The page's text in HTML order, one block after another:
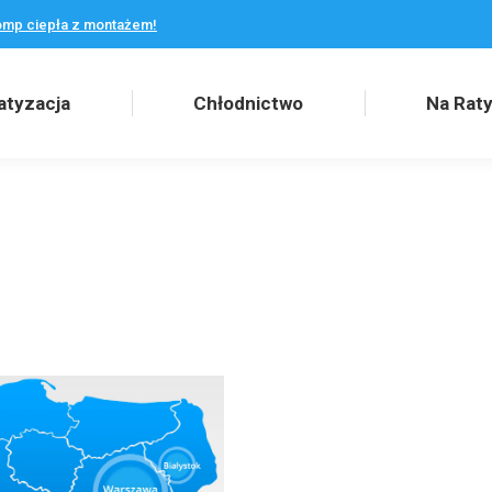
ciepła z montażem!
Chłodnictwo Na Raty